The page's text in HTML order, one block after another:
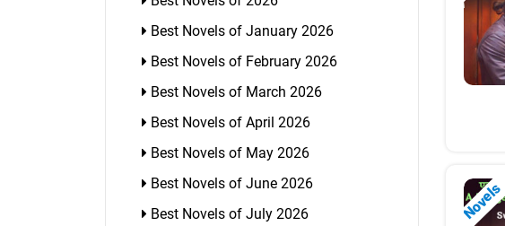
Best Novels of January 2026
Best Novels of February 2026
Best Novels of March 2026
Best Novels of April 2026
Best Novels of May 2026
Best Novels of June 2026
Best Novels of July 2026
Novels